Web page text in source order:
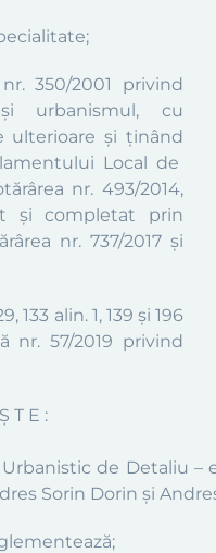
;
350/2001 privind
urbanismul, cu
ulterioare şi ţinând
Local de
nr. 493/2014,
şi completat prin
nr. 737/2017 și
133 alin. 1,139 și 196
nr. 57/2019 privind
T E :
Urbanistic de Detaliu –
Sorin Dorin și
;